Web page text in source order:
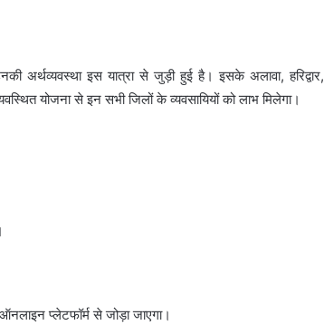
अर्थव्यवस्था इस यात्रा से जुड़ी हुई है। इसके अलावा, हरिद्वार,
योजना से इन सभी जिलों के व्यवसायियों को लाभ मिलेगा।
प्लेटफॉर्म से जोड़ा जाएगा।